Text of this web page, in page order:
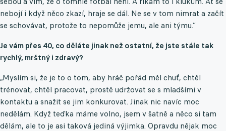
nebojí i když něco zkazí, hraje se dál. Ne se v tom nimrat a začít
se schovávat, protože to nepomůže jemu, ale ani týmu.“
Je vám přes 40, co děláte jinak než ostatní, že jste stále tak
rychlý, mrštný i zdravý?
„Myslím si, že je to o tom, aby hráč pořád měl chuť, chtěl
trénovat, chtěl pracovat, prostě udržovat se s mladšími v
kontaktu a snažit se jim konkurovat. Jinak nic navíc moc
nedělám. Když teďka máme volno, jsem v šatně a něco si tam
dělám, ale to je asi taková jediná výjimka. Opravdu nějak moc